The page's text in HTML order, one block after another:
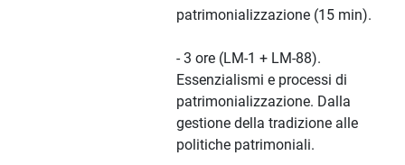
patrimonializzazione (15 min).
- 3 ore (LM-1 + LM-88).
Essenzialismi e processi di
patrimonializzazione. Dalla
gestione della tradizione alle
politiche patrimoniali.